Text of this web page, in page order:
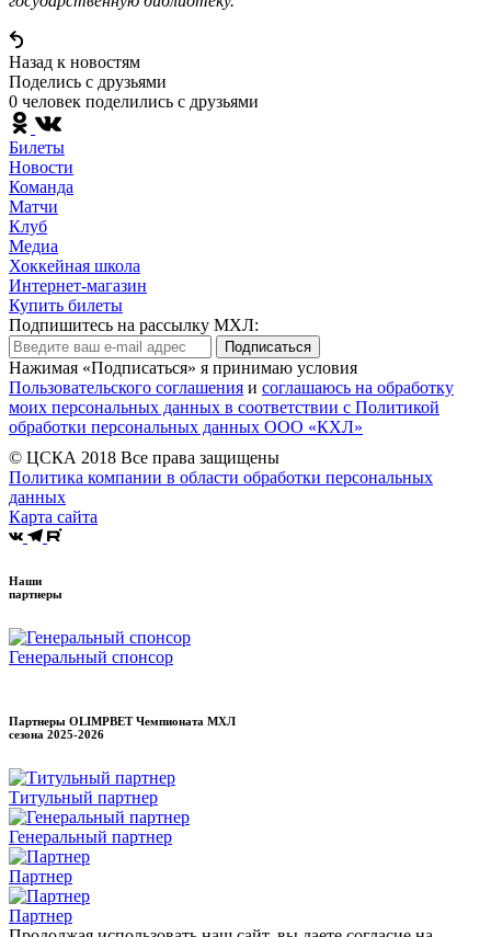
Назад к новостям
Поделись c друзьями
0 человек поделились c друзьями
Билеты
Новости
Команда
Матчи
Клуб
Медиа
Хоккейная школа
Интернет-магазин
Купить билеты
Подпишитесь на рассылку МХЛ:
Подписаться
Нажимая «Подписаться» я принимаю условия
Пользовательского соглашения и соглашаюсь на обработку
моих персональных данных в соответствии с Политикой
обработки персональных данных ООО «КХЛ»
© ЦСКА 2018 Все права защищены
Политика компании в области обработки персональных
данных
Карта сайта
Наши
партнеры
Генеральный спонсор
Партнеры OLIMPBET Чемпионата МХЛ
сезона 2025-2026
Титульный партнер
Генеральный партнер
Партнер
Партнер